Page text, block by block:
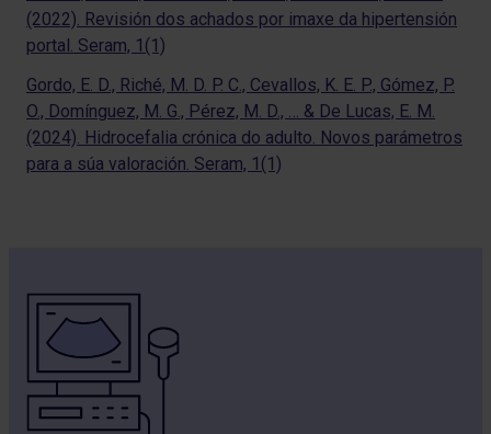
(2022). Revisión dos achados por imaxe da hipertensión
portal. Seram, 1(1)
Gordo, E. D., Riché, M. D. P. C., Cevallos, K. E. P., Gómez, P.
O., Domínguez, M. G., Pérez, M. D., … & De Lucas, E. M.
(2024). Hidrocefalia crónica do adulto. Novos parámetros
para a súa valoración. Seram, 1(1)